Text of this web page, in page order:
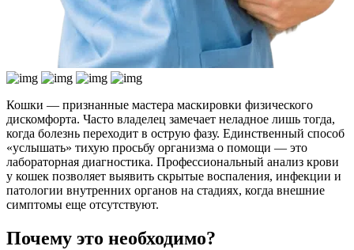
Кошки — признанные мастера маскировки физического
дискомфорта. Часто владелец замечает неладное лишь тогда,
когда болезнь переходит в острую фазу. Единственный способ
«услышать» тихую просьбу организма о помощи — это
лабораторная диагностика. Профессиональный анализ крови
у кошек позволяет выявить скрытые воспаления, инфекции и
патологии внутренних органов на стадиях, когда внешние
симптомы еще отсутствуют.
Почему это необходимо?